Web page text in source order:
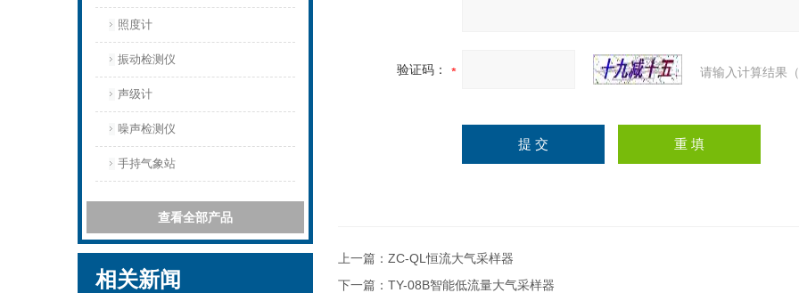
照度计
振动检测仪
声级计
噪声检测仪
手持气象站
查看全部产品
相关新闻
验证码： 请输入计算结果
上一篇： ZC-QL恒流大气采样器
下一篇： TY-08B智能低流量大气采样器